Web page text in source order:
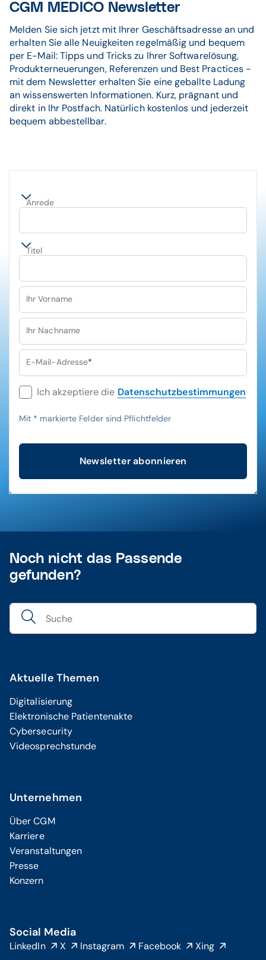
CGM MEDICO Newsletter
Melden Sie sich jetzt mit Ihrer Geschäftsadresse an und
erhalten Sie alle Neuigkeiten regelmäßig und bequem
per E-Mail: Tipps und Tricks zu Ihrer Softwarelösung,
Produkterneuerungen, Referenzen und Best Practices -
mit dem Newsletter erhalten Sie eine geballte Ladung
an wissenswerten Informationen. Kurz, prägnant und
direkt in Ihr Postfach. Natürlich kostenlos und jederzeit
bequem abbestellbar.
Anrede
Titel
Ihr Vorname
Ihr Nachname
E-Mail-Adresse*
Ich akzeptiere die Datenschutzbestimmungen
Mit * markierte Felder sind Pflichtfelder
Newsletter abonnieren
Noch nicht das Passende
gefunden?
Aktuelle Themen
Digitalisierung
Elektronische Patientenakte
Cybersecurity
Videosprechstunde
Unternehmen
Über CGM
Karriere
Veranstaltungen
Presse
Konzern
Social Media
LinkedIn X Instagram Facebook Xing